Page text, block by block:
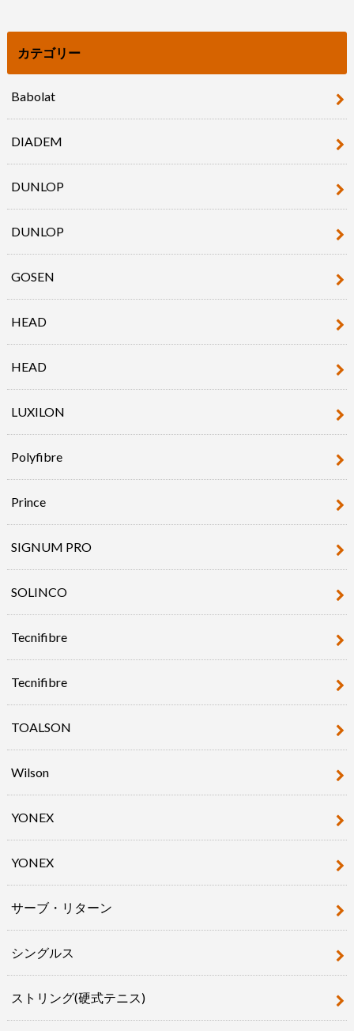
カテゴリー
Babolat
DIADEM
DUNLOP
DUNLOP
GOSEN
HEAD
HEAD
LUXILON
Polyfibre
Prince
SIGNUM PRO
SOLINCO
Tecnifibre
Tecnifibre
TOALSON
Wilson
YONEX
YONEX
サーブ・リターン
シングルス
ストリング(硬式テニス)